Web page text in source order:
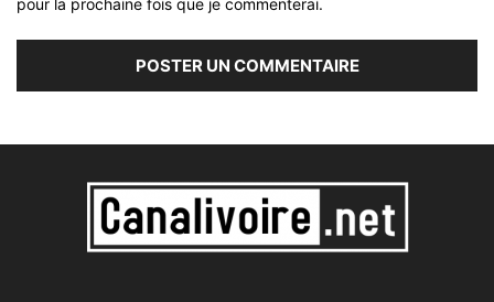
pour la prochaine fois que je commenterai.